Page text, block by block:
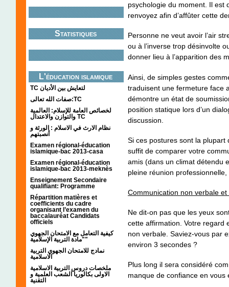
Statistiques
L'éducation islamique
TC لتعايش بين الأديان
صفات الله تعالى:TC
لخصائص العامة للإسلام: العالمية
والتوازن والاعتدال TC
نظام الارث في الاسلام : الورثة و
أنصبتهم
Examen régional-éducation
islamique-bac 2013-casa
Examen régional-éducation
islamique-bac 2013-meknès
Enseignement Secondaire
qualifiant: Programme
Répartition matières et
coefficients du cadre
organisant l’examen du
baccalauréat Candidats
officiels
كيفية التعامل مع الامتحان الجهوي
"مادة التربية الإسلامية"
نمادج للامتحان الجهوي التربية
الاسلامية
ملخصات دروس التربية الاسلامية
الاولى بكالوريا الشعب العلمية و
التقنية
psychologie du moment. Il est
renvoyez afin d’affûter cette
Personne ne veut avoir l’air
ou à l’inverse trop désinvolte
donner lieu à l’apparition des
Ainsi, de simples gestes
traduisent une fermeture face
démontre un état de
position statique lors d’un
discussion.
Si ces postures sont la
suffit de comparer votre
amis (dans un climat détendu
pleine réunion
Communication non verbale
Ne dit-on pas que les yeux
cette affirmation. Votre regard
non verbale. Saviez-vous par
environ 3 secondes ?
Plus long il sera considéré
manque de confiance en vous